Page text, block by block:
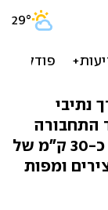
נתיבי
התחבורה
ועיריית תל אביב סיכמו כי יתווספו כ-30 ק"מ של
ומפות